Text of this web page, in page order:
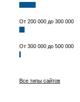
От 200 000 до 300 000
От 300 000 до 500 000
Все типы сайтов